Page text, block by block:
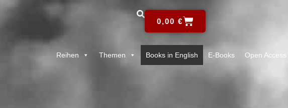
0,00€
Reihen Themen Books in English E-Books Open Access